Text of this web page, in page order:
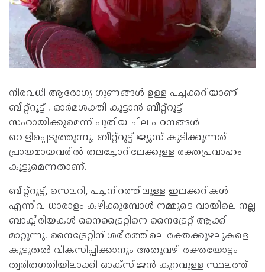
നിരവധി ആരോഗ്യ ഗുണങ്ങൾ ഉള്ള പച്ചക്കറിയാണ്
ബീറ്റ്റൂട്ട് . ഓര്‍മശക്തി കൂട്ടാന്‍ ബീറ്റ്റൂട്ട്
സഹായിക്കുമെന്ന് പുതിയ ചില പഠനങ്ങള്‍
വെളിപ്പെടുത്തുന്നു, ബീറ്റ്റൂട്ട് ജ്യൂസ് കുടിക്കുന്നത്
പ്രായമായവരില്‍ തലച്ചോറിലേക്കുള്ള രക്തപ്രവാഹം
കൂട്ടുമെന്നതാണ്.
ബീറ്റ്റൂട്ട്, സെലറി, പച്ചനിറത്തിലുള്ള ഇലക്കറികള്‍
എന്നിവ ധാരാളം കഴിക്കുമ്പോള്‍ നമ്മുടെ വായിലെ നല്ല
ബാക്ടീരിയകള്‍ നൈട്രൈറ്റിനെ നൈട്രേറ്റ് ആക്കി
മാറ്റുന്നു. നൈട്രേറ്റിന് ശരീരത്തിലെ രക്തക്കുഴലുകളെ
കൂടുതല്‍ വികസിപ്പിക്കാനും അതുവഴി രക്തയോട്ടം
ത്വരിതഗതിയിലാക്കി ഓക്സിജന്‍ കുറവുള്ള സ്ഥലത്ത്